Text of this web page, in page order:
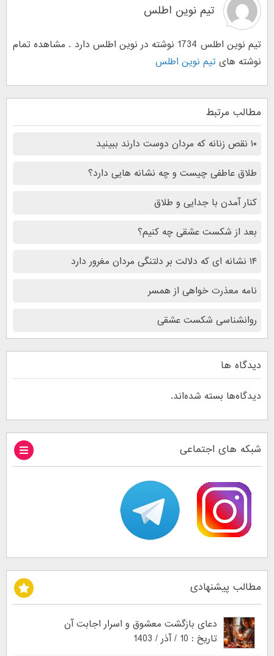
تیم نوین اطلس
تیم نوین اطلس 1734 نوشته در نوین اطلس دارد . مشاهده تمام
نوشته های تیم نوین اطلس
مطالب مرتبط
۱۰ نقص زنانه که مردان دوست دارند ببینید
طلاق عاطفی چیست و چه نشانه هایی دارد؟
کنار آمدن با جدایی و طلاق
بعد از شکست عشقی چه کنیم؟
۱۴ نشانه ای که دلالت بر دلتنگی مردان مغرور دارد
نامه معذرت خواهی از همسر
روانشناسی شکست عشقی
دیدگاه ها
دیدگاه‌ها بسته شده‌اند.
شبکه های اجتماعی
مطالب پیشنهادی
دعای بازگشت معشوق و اسرار اجابت آن
تاریخ : 10 / آذر / 1403